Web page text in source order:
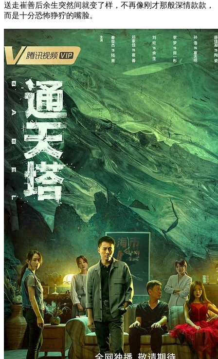
送走崔善后余生突然间就变了样，不再像刚才那般深情款款，
而是十分恐怖狰狞的嘴脸。